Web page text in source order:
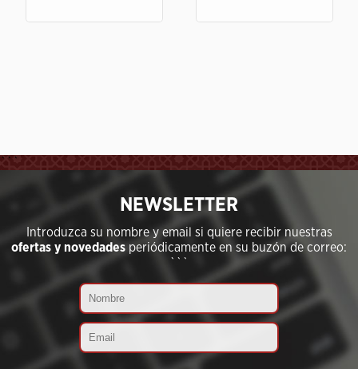
```
NEWSLETTER
Introduzca su nombre y email si quiere recibir nuestras
ofertas y novedades periódicamente en su buzón de correo:
```